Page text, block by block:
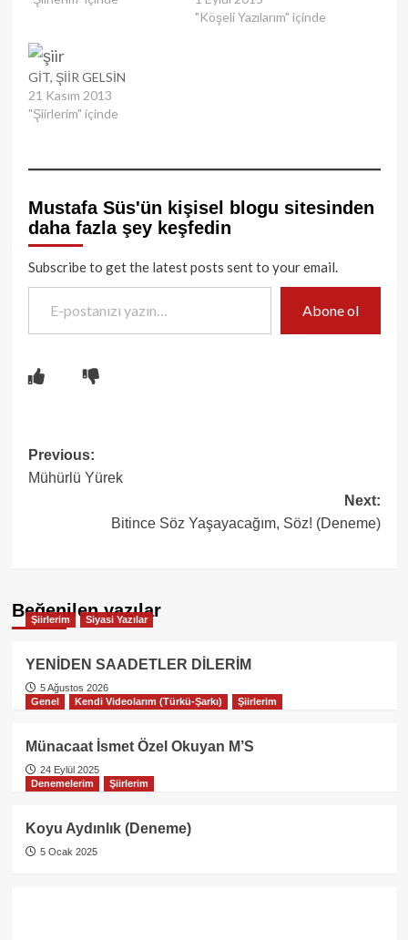
"Köşeli Yazılarım" içinde
GİT, ŞİİR GELSİN
21 Kasım 2013
"Şiirlerim" içinde
Mustafa Süs'ün kişisel blogu sitesinden
daha fazla şey keşfedin
Subscribe to get the latest posts sent to your email.
E-postanızı yazın…
Abone ol
Post
navigation
Previous:
Mühürlü Yürek
Next:
Bitince Söz Yaşayacağım, Söz! (Deneme)
Beğenilen yazılar
Şiirlerim Siyasi Yazılar
YENİDEN SAADETLER DİLERİM
5 Ağustos 2026
Genel
Kendi Videolarım (Türkü-Şarkı) Şiirlerim
Münacaat İsmet Özel Okuyan M’S
24 Eylül 2025
Denemelerim
Şiirlerim
Koyu Aydınlık (Deneme)
5 Ocak 2025